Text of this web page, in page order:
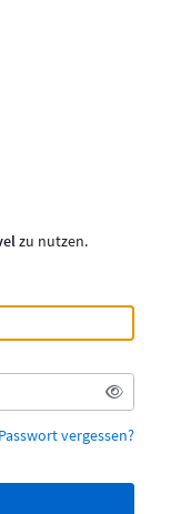
zu nutzen.
Passwort vergessen?